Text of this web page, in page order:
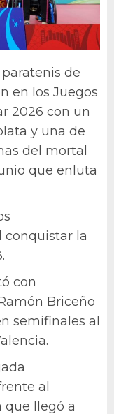
de
en los Juegos
2026 con un
y una de
del mortal
que enluta
conquistar la
con
Briceño
semifinales al
al
que llegó a